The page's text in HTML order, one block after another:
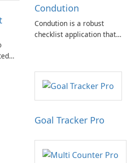
Condution
Condution is a robust
checklist application that
Goal Tracker Pro